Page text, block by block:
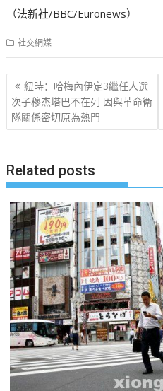
（法新社/BBC/Euronews）
社交網媒
文
章
导
紐時：哈梅內伊定3繼任人選
次子穆杰塔巴不在列 因與革命衛
隊關係密切原為熱門
Related posts